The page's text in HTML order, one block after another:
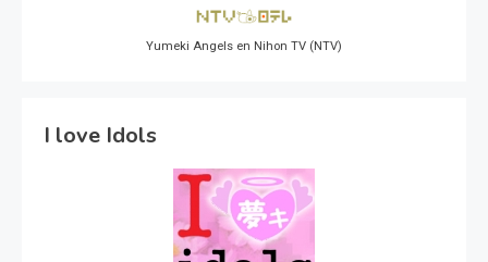
Yumeki Angels en Nihon TV (NTV)
I love Idols